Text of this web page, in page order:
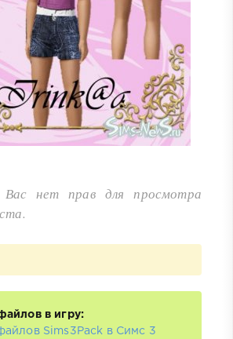
нет прав для просмотра
в игру:
Sims3Pack в Симс 3